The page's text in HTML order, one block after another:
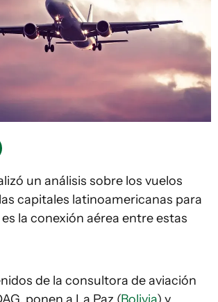
un análisis sobre los vuelos
capitales latinoamericanas para
la conexión aérea entre estas
de la consultora de aviación